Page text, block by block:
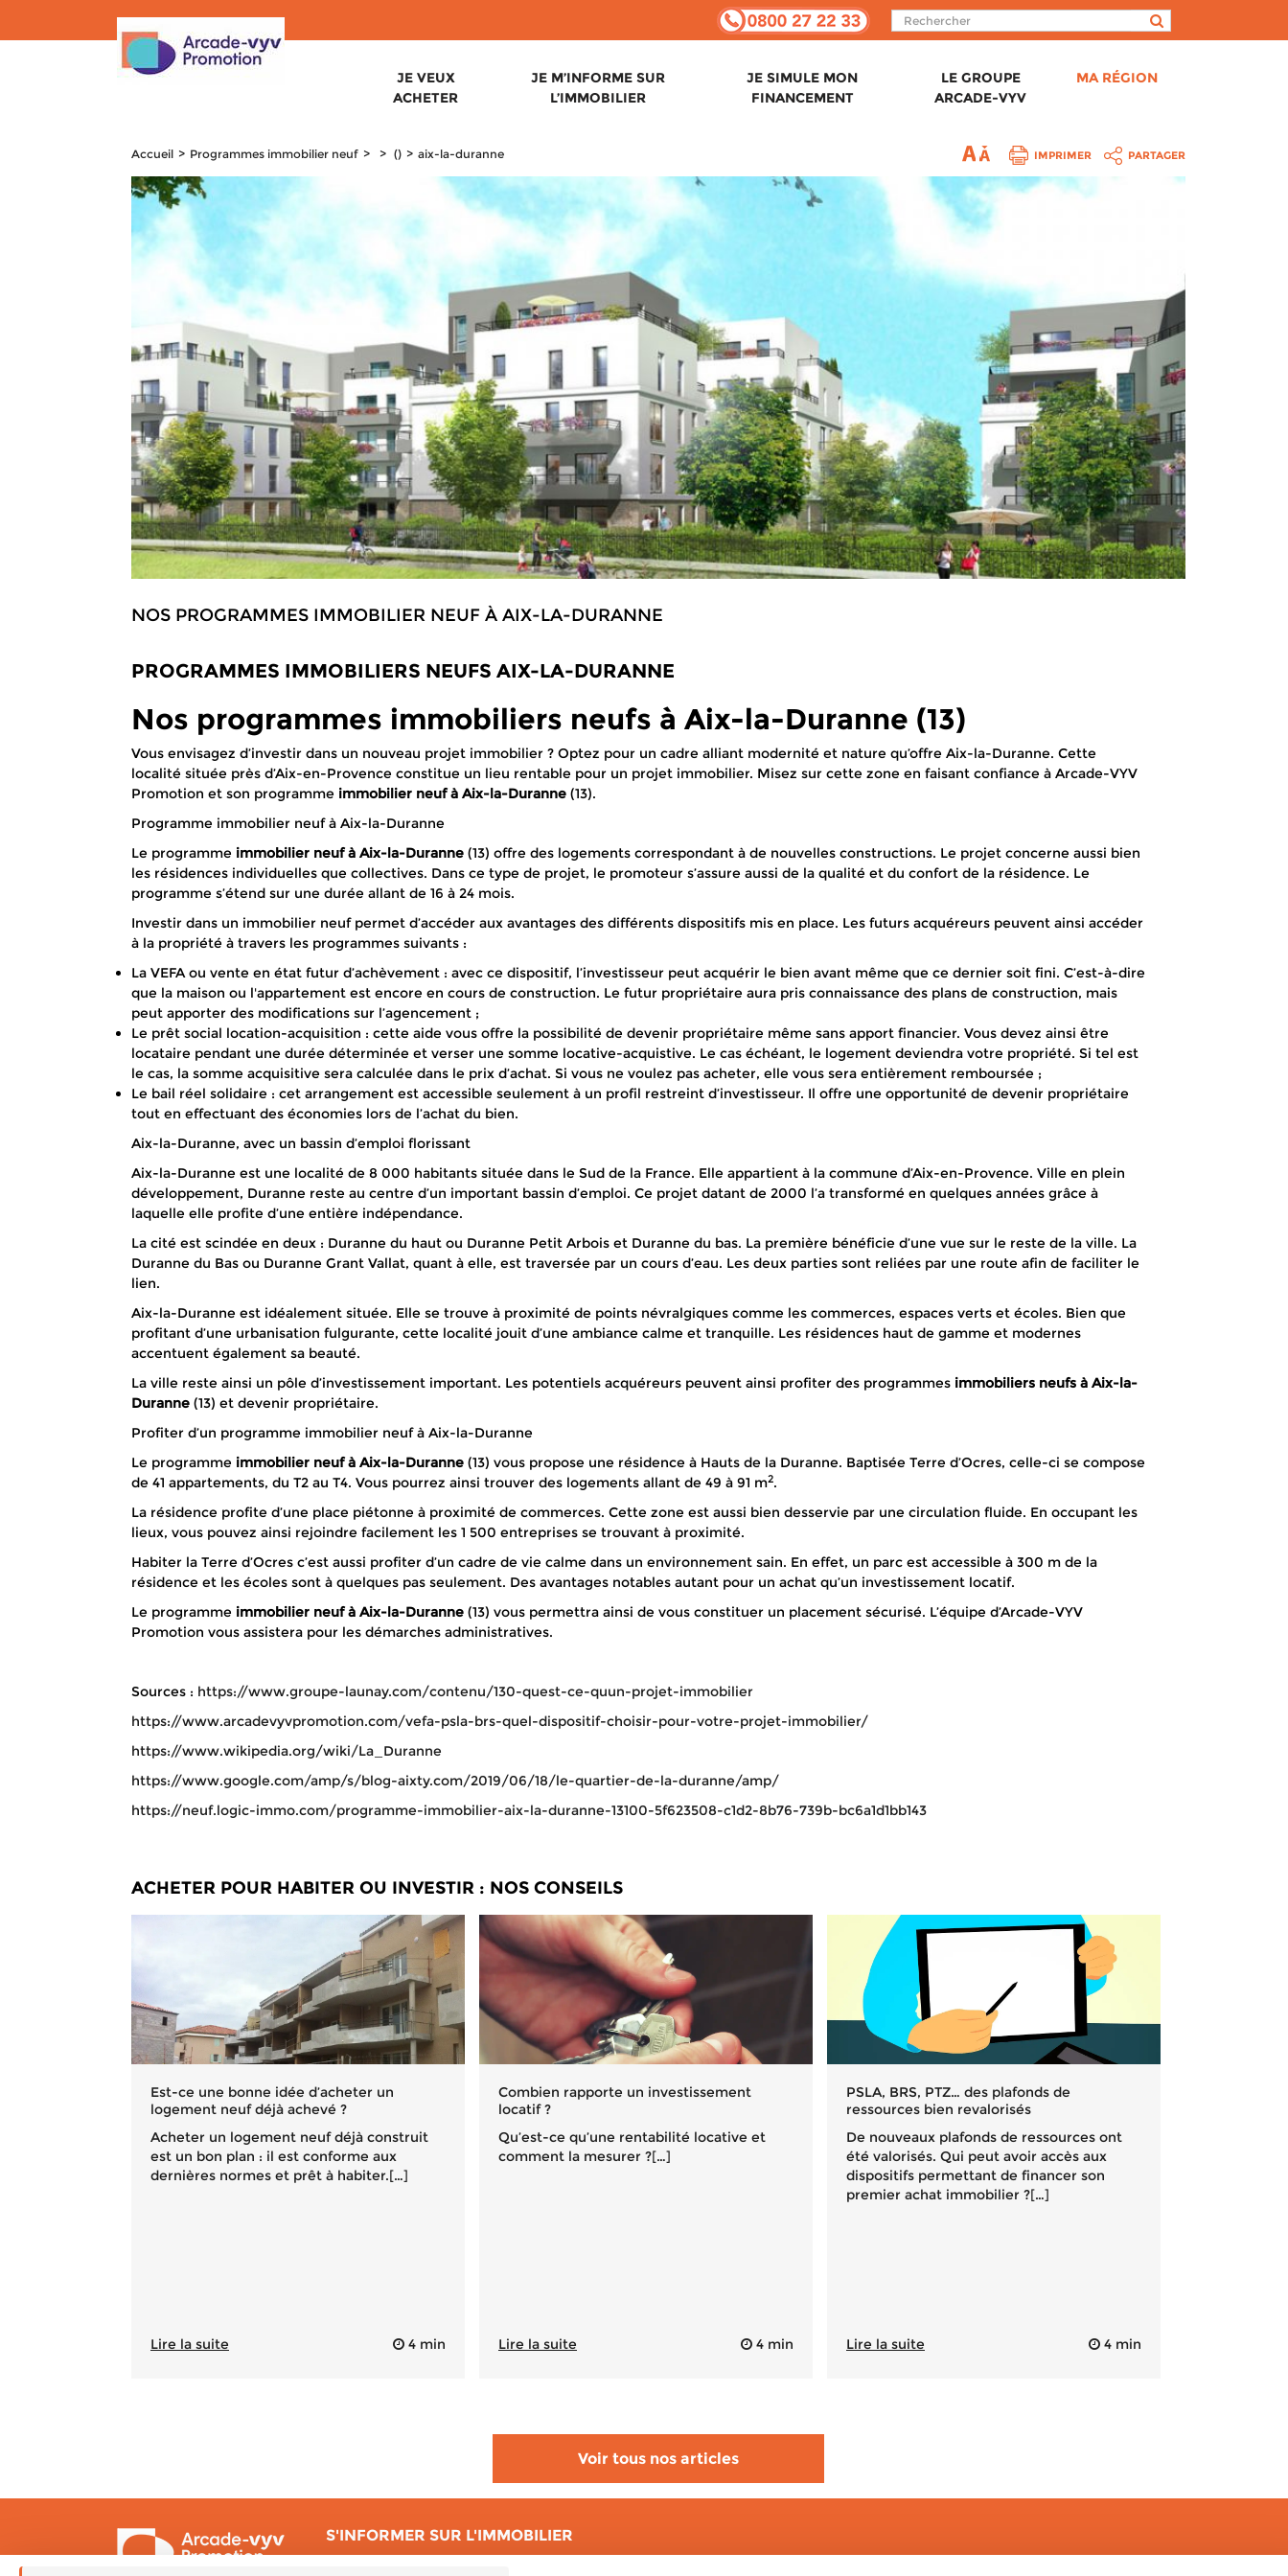
JE VEUX
ACHETER
JE M’INFORME SUR
L’IMMOBILIER
JE SIMULE MON
FINANCEMENT
LE GROUPE
ARCADE-VYV
MA RÉGION
Accueil Programmes immobilier neuf () aix-la-duranne IMPRIMER PARTAGER
NOS PROGRAMMES IMMOBILIER NEUF À AIX-LA-DURANNE
PROGRAMMES IMMOBILIERS NEUFS AIX-LA-DURANNE
Nos programmes immobiliers neufs à Aix-la-Duranne (13)
Vous envisagez d’investir dans un nouveau projet immobilier ? Optez pour un cadre alliant modernité et nature qu’offre Aix-la-Duranne. Cette
localité située près d’Aix-en-Provence constitue un lieu rentable pour un projet immobilier. Misez sur cette zone en faisant confiance à Arcade-VYV
Promotion et son programme immobilier neuf à Aix-la-Duranne (13).
Programme immobilier neuf à Aix-la-Duranne
Le programme immobilier neuf à Aix-la-Duranne (13) offre des logements correspondant à de nouvelles constructions. Le projet concerne aussi bien
les résidences individuelles que collectives. Dans ce type de projet, le promoteur s’assure aussi de la qualité et du confort de la résidence. Le
programme s’étend sur une durée allant de 16 à 24 mois.
Investir dans un immobilier neuf permet d’accéder aux avantages des différents dispositifs mis en place. Les futurs acquéreurs peuvent ainsi accéder
à la propriété à travers les programmes suivants :
La VEFA ou vente en état futur d’achèvement : avec ce dispositif, l’investisseur peut acquérir le bien avant même que ce dernier soit fini. C’est-à-dire
que la maison ou l'appartement est encore en cours de construction. Le futur propriétaire aura pris connaissance des plans de construction, mais
peut apporter des modifications sur l’agencement ;
Le prêt social location-acquisition : cette aide vous offre la possibilité de devenir propriétaire même sans apport financier. Vous devez ainsi être
locataire pendant une durée déterminée et verser une somme locative-acquistive. Le cas échéant, le logement deviendra votre propriété. Si tel est
le cas, la somme acquisitive sera calculée dans le prix d’achat. Si vous ne voulez pas acheter, elle vous sera entièrement remboursée ;
Le bail réel solidaire : cet arrangement est accessible seulement à un profil restreint d’investisseur. Il offre une opportunité de devenir propriétaire
tout en effectuant des économies lors de l’achat du bien.
Aix-la-Duranne, avec un bassin d’emploi florissant
Aix-la-Duranne est une localité de 8 000 habitants située dans le Sud de la France. Elle appartient à la commune d’Aix-en-Provence. Ville en plein
développement, Duranne reste au centre d’un important bassin d’emploi. Ce projet datant de 2000 l’a transformé en quelques années grâce à
laquelle elle profite d’une entière indépendance.
La cité est scindée en deux : Duranne du haut ou Duranne Petit Arbois et Duranne du bas. La première bénéficie d’une vue sur le reste de la ville. La
Duranne du Bas ou Duranne Grant Vallat, quant à elle, est traversée par un cours d’eau. Les deux parties sont reliées par une route afin de faciliter le
lien.
Aix-la-Duranne est idéalement située. Elle se trouve à proximité de points névralgiques comme les commerces, espaces verts et écoles. Bien que
profitant d’une urbanisation fulgurante, cette localité jouit d’une ambiance calme et tranquille. Les résidences haut de gamme et modernes
accentuent également sa beauté.
La ville reste ainsi un pôle d’investissement important. Les potentiels acquéreurs peuvent ainsi profiter des programmes immobiliers neufs à Aix-la-
Duranne (13) et devenir propriétaire.
Profiter d’un programme immobilier neuf à Aix-la-Duranne
Le programme immobilier neuf à Aix-la-Duranne (13) vous propose une résidence à Hauts de la Duranne. Baptisée Terre d’Ocres, celle-ci se compose
de 41 appartements, du T2 au T4. Vous pourrez ainsi trouver des logements allant de 49 à 91 m2.
La résidence profite d’une place piétonne à proximité de commerces. Cette zone est aussi bien desservie par une circulation fluide. En occupant les
lieux, vous pouvez ainsi rejoindre facilement les 1 500 entreprises se trouvant à proximité.
Habiter la Terre d’Ocres c’est aussi profiter d’un cadre de vie calme dans un environnement sain. En effet, un parc est accessible à 300 m de la
résidence et les écoles sont à quelques pas seulement. Des avantages notables autant pour un achat qu’un investissement locatif.
Le programme immobilier neuf à Aix-la-Duranne (13) vous permettra ainsi de vous constituer un placement sécurisé. L’équipe d’Arcade-VYV
Promotion vous assistera pour les démarches administratives.
Sources : https://www.groupe-launay.com/contenu/130-quest-ce-quun-projet-immobilier
https://www.arcadevyvpromotion.com/vefa-psla-brs-quel-dispositif-choisir-pour-votre-projet-immobilier/
https://www.wikipedia.org/wiki/La_Duranne
https://www.google.com/amp/s/blog-aixty.com/2019/06/18/le-quartier-de-la-duranne/amp/
https://neuf.logic-immo.com/programme-immobilier-aix-la-duranne-13100-5f623508-c1d2-8b76-739b-bc6a1d1bb143
ACHETER POUR HABITER OU INVESTIR : NOS CONSEILS
Est-ce une bonne idée d’acheter un
logement neuf déjà achevé ?
Acheter un logement neuf déjà construit
est un bon plan : il est conforme aux
dernières normes et prêt à habiter.[…]
Lire la suite 4 min
Combien rapporte un investissement
locatif ?
Qu’est-ce qu’une rentabilité locative et
comment la mesurer ?[…]
Lire la suite 4 min
PSLA, BRS, PTZ… des plafonds de
ressources bien revalorisés
De nouveaux plafonds de ressources ont
été valorisés. Qui peut avoir accès aux
dispositifs permettant de financer son
premier achat immobilier ?[…]
Lire la suite 4 min
Voir tous nos articles
S'INFORMER SUR L'IMMOBILIER